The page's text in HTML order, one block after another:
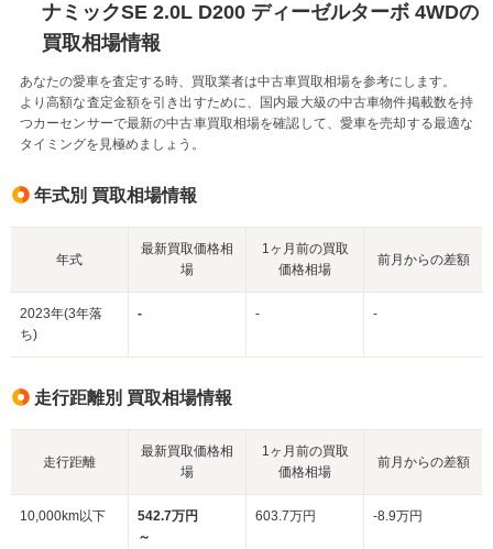
ナミックSE 2.0L D200 ディーゼルターボ 4WDの
買取相場情報
あなたの愛車を査定する時、買取業者は中古車買取相場を参考にします。
より高額な査定金額を引き出すために、国内最大級の中古車物件掲載数を持
つカーセンサーで最新の中古車買取相場を確認して、愛車を売却する最適な
タイミングを見極めましょう。
年式別 買取相場情報
年式
最新買取価格相
場
1ヶ月前の買取
価格相場
前月からの差額
2023年(3年落
ち)
- - -
走行距離別 買取相場情報
走行距離
最新買取価格相
場
1ヶ月前の買取
価格相場
前月からの差額
10,000km以下
542.7万円
～
603.7万円 -8.9万円